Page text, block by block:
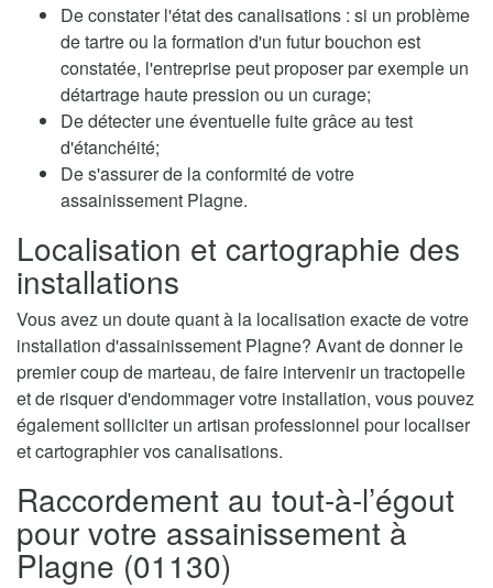
De constater l'état des canalisations : si un problème
de tartre ou la formation d'un futur bouchon est
constatée, l'entreprise peut proposer par exemple un
détartrage haute pression ou un curage;
De détecter une éventuelle fuite grâce au test
d'étanchéité;
De s'assurer de la conformité de votre
assainissement Plagne.
Localisation et cartographie des
installations
Vous avez un doute quant à la localisation exacte de votre
installation d'assainissement Plagne? Avant de donner le
premier coup de marteau, de faire intervenir un tractopelle
et de risquer d'endommager votre installation, vous pouvez
également solliciter un artisan professionnel pour localiser
et cartographier vos canalisations.
Raccordement au tout-à-l’égout
pour votre assainissement à
Plagne (01130)